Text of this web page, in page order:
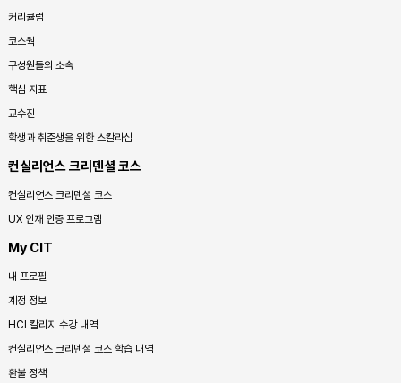
커리큘럼
코스웍
구성원들의 소속
핵심 지표
교수진
학생과 취준생을 위한 스칼라십
컨실리언스 크리덴셜 코스
컨실리언스 크리덴셜 코스
UX 인재 인증 프로그램
My CIT
내 프로필
계정 정보
HCI 칼리지 수강 내역
컨실리언스 크리덴셜 코스 학습 내역
환불 정책